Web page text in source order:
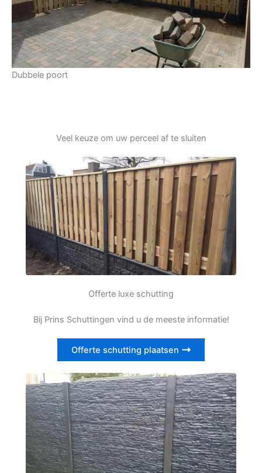
Dubbele poort
Veel keuze om uw perceel af te sluiten
Offerte luxe schutting
Bij Prins Schuttingen vind u de meeste informatie!
Offerte schutting plaatsen